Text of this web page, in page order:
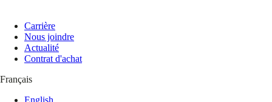
Carrière
Nous joindre
Actualité
Contrat d'achat
Français
English